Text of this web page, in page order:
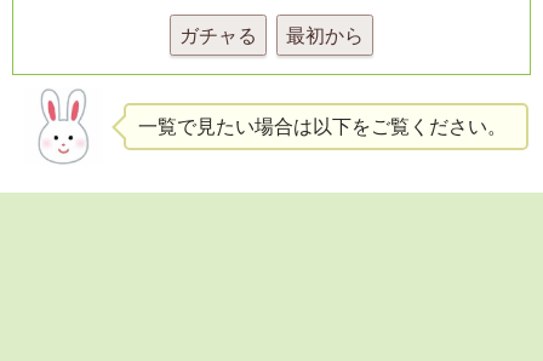
ガチャる 最初から
一覧で見たい場合は以下をご覧ください。